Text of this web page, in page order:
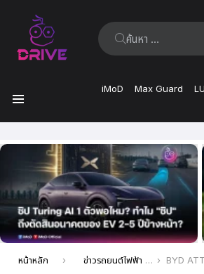
ค้นหา:
iMoD Max Guard
ล่าสุด
คุณอยู่ที่นี่:
หน้าหลัก ข่าวรถยนต์ไฟฟ้า EV ล่าสุด BYD ATTO 3 มียอดจองทะลุ